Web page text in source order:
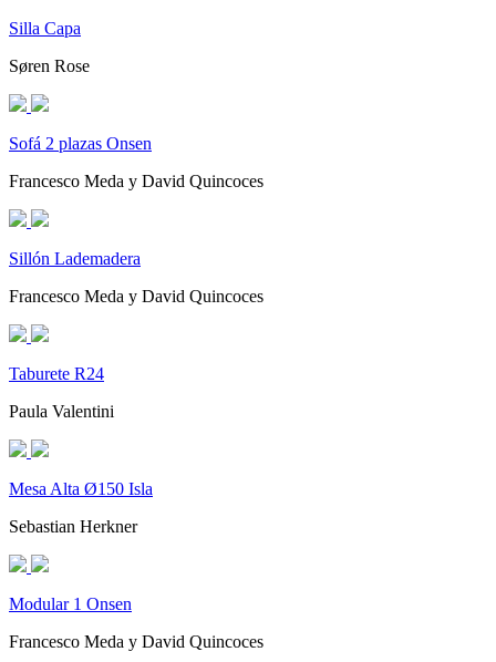
Silla Capa
Søren Rose
Sofá 2 plazas Onsen
Francesco Meda y David Quincoces
Sillón Lademadera
Francesco Meda y David Quincoces
Taburete R24
Paula Valentini
Mesa Alta Ø150 Isla
Sebastian Herkner
Modular 1 Onsen
Francesco Meda y David Quincoces